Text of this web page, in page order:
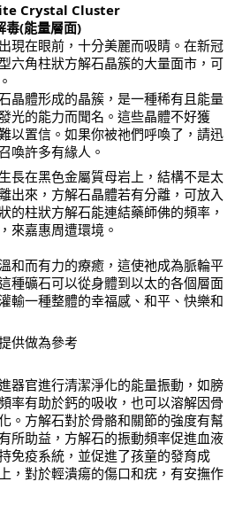
以上)免運費
Crystal Cluster
毒(能量層面)
現在眼前，十分美麗而吸睛。在新冠
六角柱狀方解石晶簇的大量面市，可
晶體形成的晶簇，是一種稀有且能量
光的能力而聞名。這些晶體不好獲
以置信。如果你被祂們呼喚了，請迅
喚許多有緣人。
長在黑色金屬質母岩上，結構不是太
出來，方解石晶體若有分離，可放入
的柱狀方解石能連結藥師佛的頻率，
來嘉惠周遭環境。
和而有力的療癒，這使祂成為脈輪平
種礦石可以從身體到以太的各個層面
輸一種整體的幸福感、和平、快樂和
供做為參考
器官進行清潔淨化的能量振動，如膀
率有助於鈣的吸收，也可以溶解因骨
。方解石對於骨骼和關節的強度有幫
所助益，方解石的振動頻率促進血液
免疫系統，並促進了孩童的發育成
，對於輕潰瘍的傷口和疣，有安撫作